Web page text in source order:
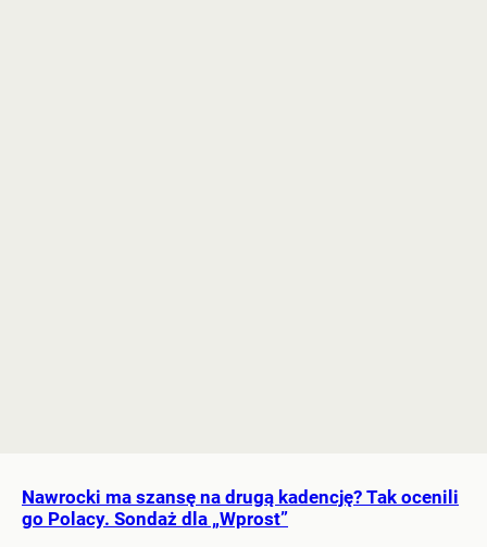
Nawrocki ma szansę na drugą kadencję? Tak ocenili
go Polacy. Sondaż dla „Wprost”